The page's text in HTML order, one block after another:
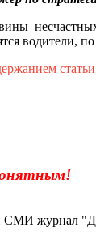
водители,
статьи
СМИ журнал